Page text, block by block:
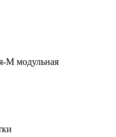
М модульная